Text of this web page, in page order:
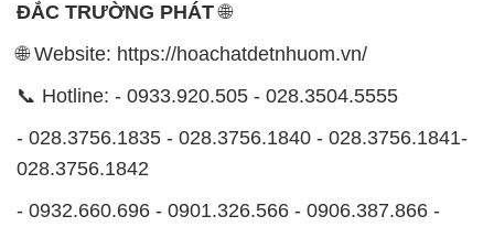
ĐẮC TRƯỜNG PHÁT🌐
🌐 Website: https://hoachatdetnhuom.vn/
📞 Hotline: - 0933.920.505 - 028.3504.5555
- 028.3756.1835 - 028.3756.1840 - 028.3756.1841-
028.3756.1842
- 0932.660.696 - 0901.326.566 - 0906.387.866 -